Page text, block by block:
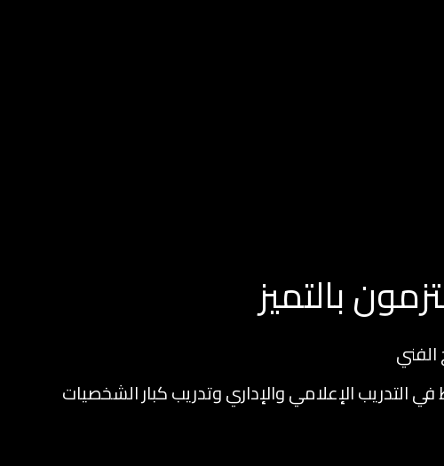
بالتميز
الفني
التدريب الإعلامي والإداري وتدريب كبار الشخصيات